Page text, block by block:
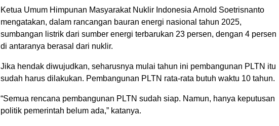
Ketua Umum Himpunan Masyarakat Nuklir Indonesia Arnold Soetrisnanto
mengatakan, dalam rancangan bauran energi nasional tahun 2025,
sumbangan listrik dari sumber energi terbarukan 23 persen, dengan 4 persen
di antaranya berasal dari nuklir.
Jika hendak diwujudkan, seharusnya mulai tahun ini pembangunan PLTN itu
sudah harus dilakukan. Pembangunan PLTN rata-rata butuh waktu 10 tahun.
“Semua rencana pembangunan PLTN sudah siap. Namun, hanya keputusan
politik pemerintah belum ada,” katanya.